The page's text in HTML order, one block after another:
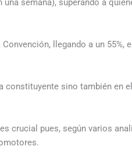
semana), superando a
llegando a un 55%,
sino también en
crucial pues, según varios